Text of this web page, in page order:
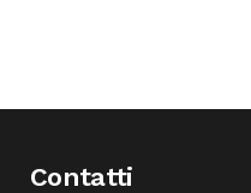
Contatti